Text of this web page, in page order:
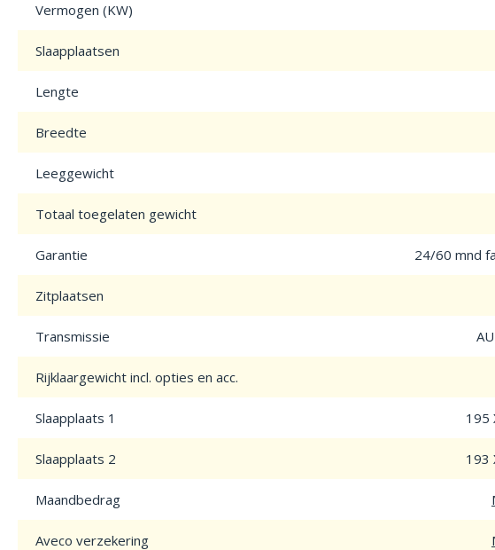
Vermogen (KW)
Slaapplaatsen
Lengte
Breedte
Leeggewicht
Totaal toegelaten gewicht
Garantie 24/60 mnd
Zitplaatsen
Transmissie
Rijklaargewicht incl. opties en acc.
Slaapplaats 1 195
Slaapplaats 2 193
Maandbedrag
Aveco verzekering